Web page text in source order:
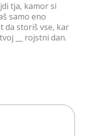
tja, kamor si
samo eno
da storiš vse, kar
__ rojstni dan.